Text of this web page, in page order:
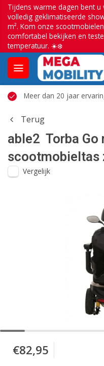
Tijdens warme dagen bent
volledig geklimatiseerde
m². Kom onze
comfortabel bekijken en
temperatuur. ☀️❄️
Meer dan 20 jaar
Terug
able2 Torba
scootmobieltas
Vergelijk
€82,95